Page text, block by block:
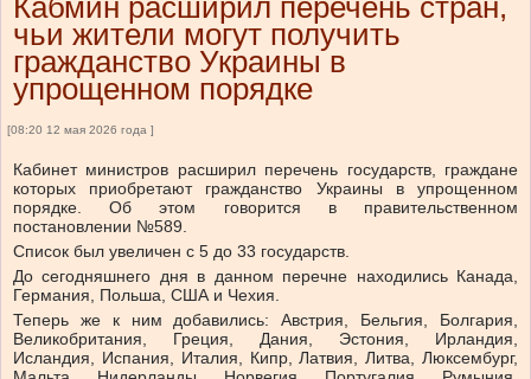
Кабмин расширил перечень стран,
чьи жители могут получить
гражданство Украины в
упрощенном порядке
[08:20 12 мая 2026 года ]
Кабинет министров расширил перечень государств, граждане
которых приобретают гражданство Украины в упрощенном
порядке. Об этом говорится в правительственном
постановлении №589.
Список был увеличен с 5 до 33 государств.
До сегодняшнего дня в данном перечне находились Канада,
Германия, Польша, США и Чехия.
Теперь же к ним добавились: Австрия, Бельгия, Болгария,
Великобритания, Греция, Дания, Эстония, Ирландия,
Исландия, Испания, Италия, Кипр, Латвия, Литва, Люксембург,